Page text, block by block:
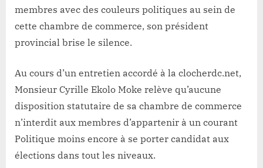
membres avec des couleurs politiques au sein de
cette chambre de commerce, son président
provincial brise le silence.
Au cours d’un entretien accordé à la clocherdc.net,
Monsieur Cyrille Ekolo Moke relève qu’aucune
disposition statutaire de sa chambre de commerce
n’interdit aux membres d’appartenir à un courant
Politique moins encore à se porter candidat aux
élections dans tout les niveaux.